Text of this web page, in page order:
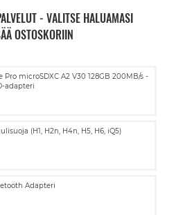
- VALITSE HALUAMASI
OSTOSKORIIN
Pro microSDXC A2 V30 128GB 200MB/s -
adapteri
(H1, H2n, H4n, H5, H6, iQ5)
Adapteri